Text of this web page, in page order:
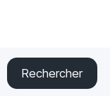
Rechercher